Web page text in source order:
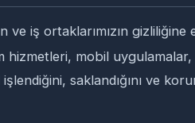
ve iş ortaklarımızın
hizmetleri, mobil
saklandığını ve